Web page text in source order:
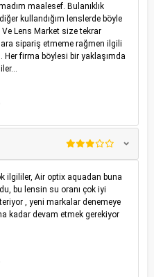
maalesef. Bulanıklık
kullandığım lenslerde böyle
Lens Market size tekrar
sipariş etmeme rağmen ilgili
firma böylesi bir yaklaşımda
ilgililer, Air optix aquadan buna
bu lensin su oranı çok iyi
, yeni markalar denemeye
kadar devam etmek gerekiyor